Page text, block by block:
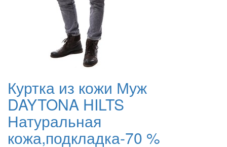
Куртка из кожи Муж
DAYTONA HILTS
Натуральная
кожа,подкладка-70 %